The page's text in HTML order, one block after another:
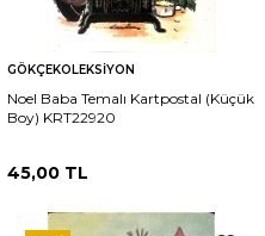
GÖKÇEKOLEKSIYON
Noel Baba Temalı Kartpostal (Küçük
Boy) KRT22920
45,00 TL